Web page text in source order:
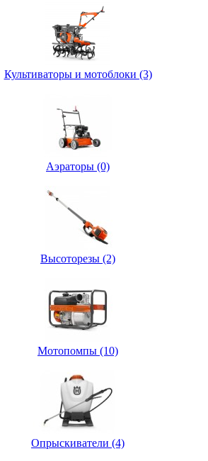
Культиваторы и мотоблоки (3)
Аэраторы (0)
Высоторезы (2)
Мотопомпы (10)
Опрыскиватели (4)